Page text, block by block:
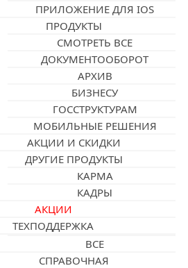
ПРИЛОЖЕНИЕ ДЛЯ IOS
ПРОДУКТЫ
СМОТРЕТЬ ВСЕ
ДОКУМЕНТООБОРОТ
АРХИВ
БИЗНЕСУ
ГОССТРУКТУРАМ
МОБИЛЬНЫЕ РЕШЕНИЯ
АКЦИИ И СКИДКИ
ДРУГИЕ ПРОДУКТЫ
КАРМА
КАДРЫ
АКЦИИ
ТЕХПОДДЕРЖКА
ВСЕ
СПРАВОЧНАЯ